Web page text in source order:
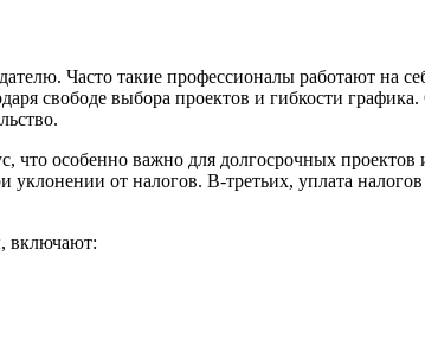
Часто такие профессионалы работают на
свободе выбора проектов и гибкости
что особенно важно для долгосрочных
от налогов. В-третьих, уплата
включают: